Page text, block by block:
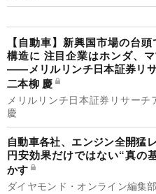
【自動車】新興国市場の台
構造に 注目企業はホンダ、
――メリルリンチ日本証券リ
二本柳 慶
メリルリンチ日本証券リサーチ
慶
自動車各社、エンジン全開猛
円安効果だけではない“真の
かす
ダイヤモンド・オンライン編集部